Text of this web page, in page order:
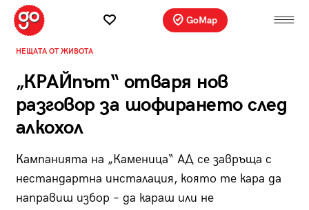
GoMap
НЕЩАТА ОТ ЖИВОТА
„КРАЙпът“ отваря нов
разговор за шофирането след
алкохол
Кампанията на „Каменица“ АД се завръща с
нестандартна инсталация, която те кара да
направиш избор – да караш или не